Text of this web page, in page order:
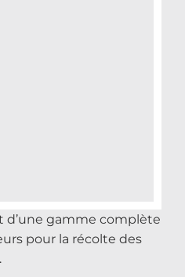
gamme complète
pour la récolte des